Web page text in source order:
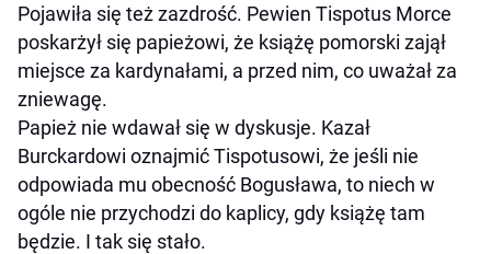
Pojawiła się też zazdrość. Pewien Tispotus Morce
poskarżył się papieżowi, że książę pomorski zajął
miejsce za kardynałami, a przed nim, co uważał za
zniewagę.
Papież nie wdawał się w dyskusje. Kazał
Burckardowi oznajmić Tispotusowi, że jeśli nie
odpowiada mu obecność Bogusława, to niech w
ogóle nie przychodzi do kaplicy, gdy książę tam
będzie. I tak się stało.